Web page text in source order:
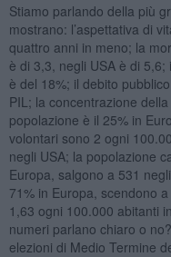
Stiamo parlando della più
mostrano: l’aspettativa di
quattro anni in meno; la
è di 3,3, negli USA è di
è del 18%; il debito
PIL; la concentrazione
popolazione è il 25% in
volontari sono 2 ogni
negli USA; la popolazione
Europa, salgono a 531
71% in Europa, scendono
1,63 ogni 100.000 abitanti
numeri parlano chiaro o
elezioni di Medio Termine